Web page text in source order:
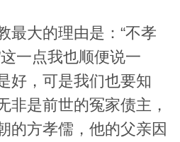
最大的理由是：“不孝
一点我也顺便说一
好，可是我们也要知
非是前世的冤家债主，
的方孝儒，他的父亲因